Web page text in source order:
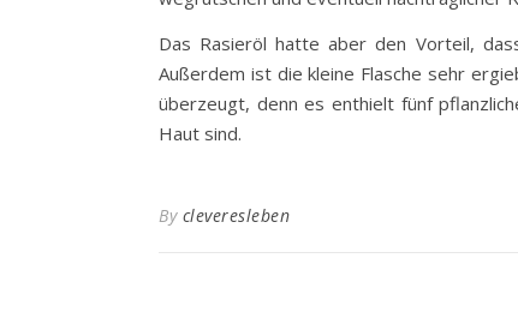
Das Rasieröl hatte aber den Vorteil,
Außerdem ist die kleine Flasche sehr
überzeugt, denn es enthielt fünf
Haut sind.
By cleveresleben